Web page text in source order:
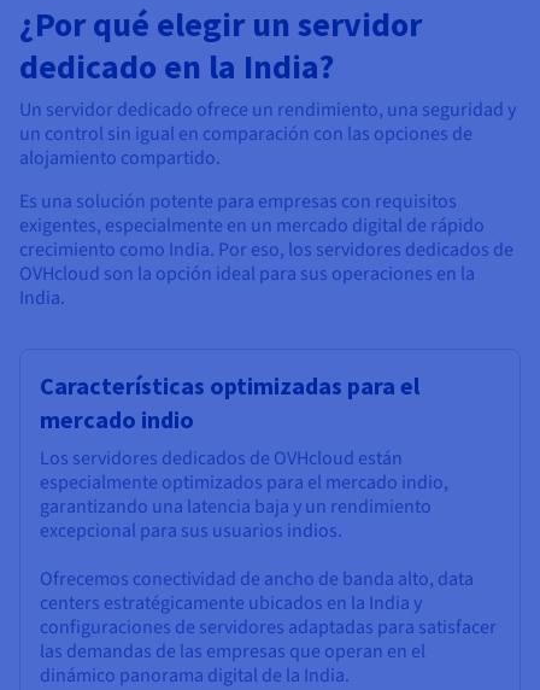
¿Por qué elegir un servidor
dedicado en la India?
Un servidor dedicado ofrece un rendimiento, una seguridad y
un control sin igual en comparación con las opciones de
alojamiento compartido.
Es una solución potente para empresas con requisitos
exigentes, especialmente en un mercado digital de rápido
crecimiento como India. Por eso, los servidores dedicados de
OVHcloud son la opción ideal para sus operaciones en la
India.
Características optimizadas para el
mercado indio
Los servidores dedicados de OVHcloud están
especialmente optimizados para el mercado indio,
garantizando una latencia baja y un rendimiento
excepcional para sus usuarios indios.
Ofrecemos conectividad de ancho de banda alto, data
centers estratégicamente ubicados en la India y
configuraciones de servidores adaptadas para satisfacer
las demandas de las empresas que operan en el
dinámico panorama digital de la India.